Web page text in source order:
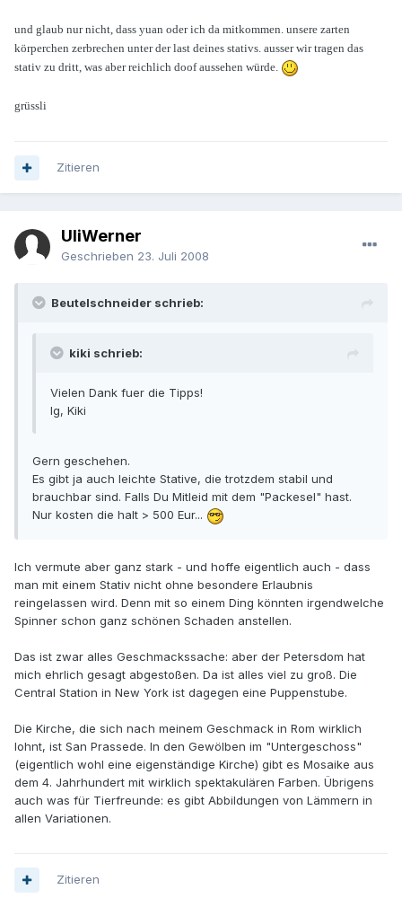
und glaub nur nicht, dass yuan oder ich da mitkommen. unsere zarten
körperchen zerbrechen unter der last deines stativs. ausser wir tragen das
stativ zu dritt, was aber reichlich doof aussehen würde.
grüssli
Zitieren
UliWerner
Geschrieben 23. Juli 2008
Beutelschneider schrieb:
kiki schrieb:
Vielen Dank fuer die Tipps!
lg, Kiki
Gern geschehen.
Es gibt ja auch leichte Stative, die trotzdem stabil und
brauchbar sind. Falls Du Mitleid mit dem "Packesel" hast.
Nur kosten die halt > 500 Eur...
Ich vermute aber ganz stark - und hoffe eigentlich auch - dass
man mit einem Stativ nicht ohne besondere Erlaubnis
reingelassen wird. Denn mit so einem Ding könnten irgendwelche
Spinner schon ganz schönen Schaden anstellen.
Das ist zwar alles Geschmackssache: aber der Petersdom hat
mich ehrlich gesagt abgestoßen. Da ist alles viel zu groß. Die
Central Station in New York ist dagegen eine Puppenstube.
Die Kirche, die sich nach meinem Geschmack in Rom wirklich
lohnt, ist San Prassede. In den Gewölben im "Untergeschoss"
(eigentlich wohl eine eigenständige Kirche) gibt es Mosaike aus
dem 4. Jahrhundert mit wirklich spektakulären Farben. Übrigens
auch was für Tierfreunde: es gibt Abbildungen von Lämmern in
allen Variationen.
Zitieren